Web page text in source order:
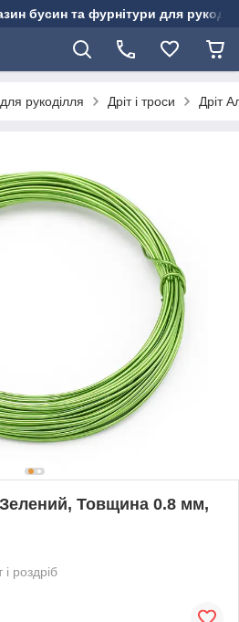
бусин та фурнітури для
рукоділля Дріт і троси Дріт
Товщина 0.8 мм,
роздріб